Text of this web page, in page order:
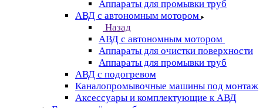
Аппараты для промывки труб
АВД с автономным мотором
Назад
АВД с автономным мотором
Аппараты для очистки поверхности
Аппараты для промывки труб
АВД с подогревом
Каналопромывочные машины под монтаж
Аксессуары и комплектующие к АВД